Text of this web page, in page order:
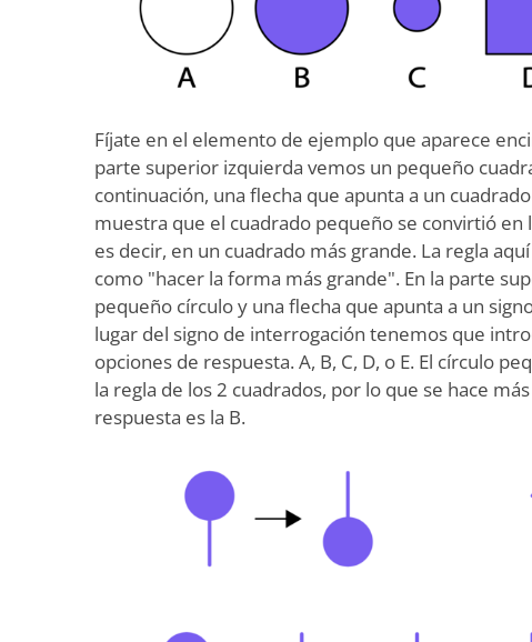
Fíjate en el elemento de ejemplo que aparece
parte superior izquierda vemos un pequeño
continuación, una flecha que apunta a un
muestra que el cuadrado pequeño se convirtió en
es decir, en un cuadrado más grande. La regla
como "hacer la forma más grande". En la parte
pequeño círculo y una flecha que apunta a un
lugar del signo de interrogación tenemos que
opciones de respuesta. A, B, C, D, o E. El círculo
la regla de los 2 cuadrados, por lo que se hace
respuesta es la B.